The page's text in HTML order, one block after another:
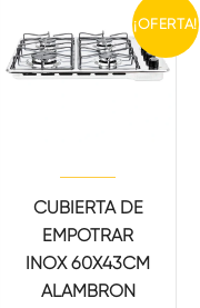
¡OFERTA!
CUBIERTA DE
EMPOTRAR
INOX 60X43CM
ALAMBRON